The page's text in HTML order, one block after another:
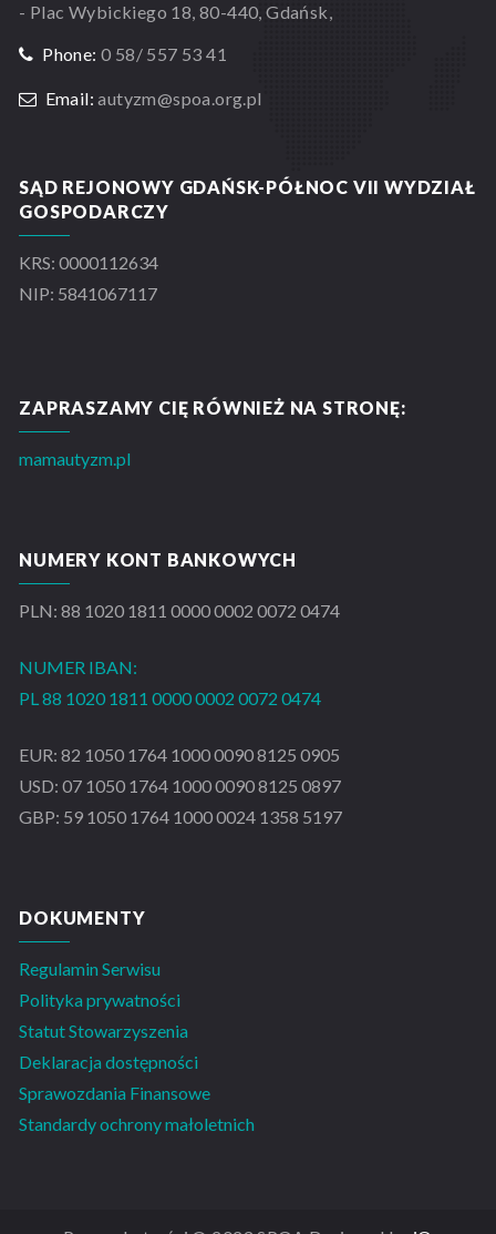
- Plac Wybickiego 18, 80-440, Gdańsk,
Phone: 0 58/ 557 53 41
Email: autyzm@spoa.org.pl
SĄD REJONOWY GDAŃSK-PÓŁNOC VII WYDZIAŁ
GOSPODARCZY
KRS: 0000112634
NIP: 5841067117
ZAPRASZAMY CIĘ RÓWNIEŻ NA STRONĘ:
mamautyzm.pl
NUMERY KONT BANKOWYCH
PLN: 88 1020 1811 0000 0002 0072 0474
NUMER IBAN:
PL 88 1020 1811 0000 0002 0072 0474
EUR: 82 1050 1764 1000 0090 8125 0905
USD: 07 1050 1764 1000 0090 8125 0897
GBP: 59 1050 1764 1000 0024 1358 5197
DOKUMENTY
Regulamin Serwisu
Polityka prywatności
Statut Stowarzyszenia
Deklaracja dostępności
Sprawozdania Finansowe
Standardy ochrony małoletnich